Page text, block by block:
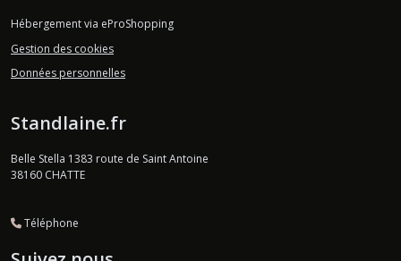
Hébergement via eProShopping
Gestion des cookies
Données personnelles
Standlaine.fr
Belle Stella 1383 route de Saint Antoine
38160 CHATTE
Téléphone